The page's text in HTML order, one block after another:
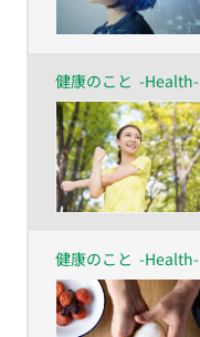
健康のこと -Health-
健康のこと -Health-